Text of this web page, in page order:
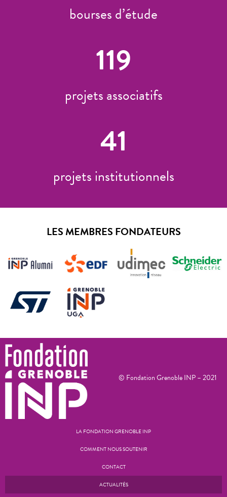
bourses d’étude
119
projets associatifs
41
projets institutionnels
LES MEMBRES FONDATEURS
© Fondation Grenoble INP – 2021
LA FONDATION GRENOBLE INP
COMMENT NOUS SOUTENIR
CONTACT
ACTUALITÉS